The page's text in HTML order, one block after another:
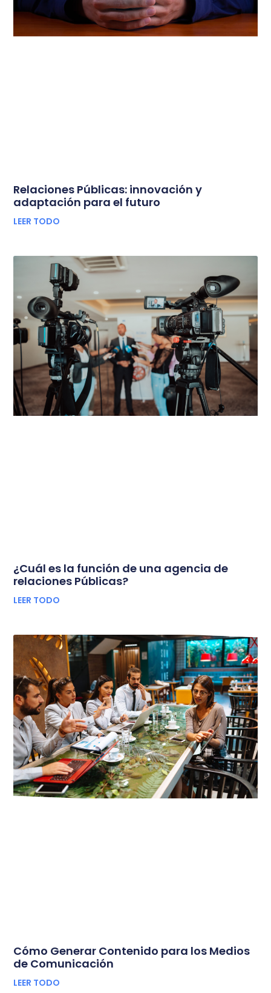
Relaciones Públicas: innovación y
adaptación para el futuro
LEER TODO
¿Cuál es la función de una agencia de
relaciones Públicas?
LEER TODO
Cómo Generar Contenido para los Medios
de Comunicación
LEER TODO